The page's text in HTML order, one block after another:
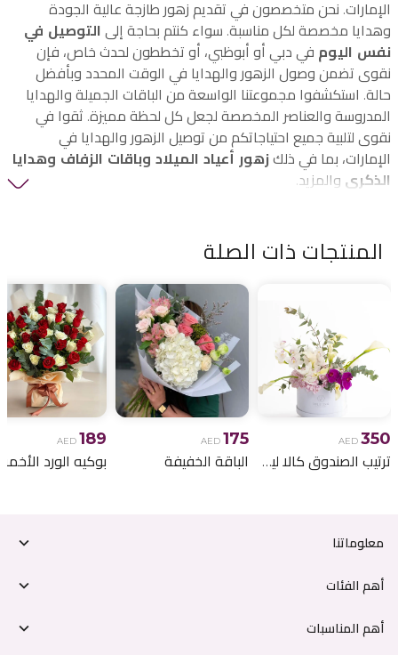
الإمارات. نحن متخصصون في تقديم زهور طازجة عالية الجودة
وهدايا مخصصة لكل مناسبة. سواء كنتم بحاجة إلى التوصيل في
نفس اليوم في دبي أو أبوظبي، أو تخططون لحدث خاص، فإن
نقوى تضمن وصول الزهور والهدايا في الوقت المحدد وبأفضل
حالة. استكشفوا مجموعتنا الواسعة من الباقات الجميلة والهدايا
المدروسة والعناصر المخصصة لجعل كل لحظة مميزة. ثقوا في
نقوى لتلبية جميع احتياجاتكم من توصيل الزهور والهدايا في
الإمارات، بما في ذلك زهور أعياد الميلاد وباقات الزفاف وهدايا
الذكرى والمزيد.
المنتجات ذات الصلة
AED 350
ترتيب الصندوق كالا ليلي
AED 175
الباقة الخفيفة
AED 189
معلوماتنا
أهم الفئات
أهم المناسبات